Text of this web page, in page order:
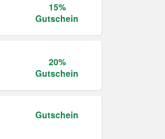
15%
Gutschein
20%
Gutschein
Gutschein